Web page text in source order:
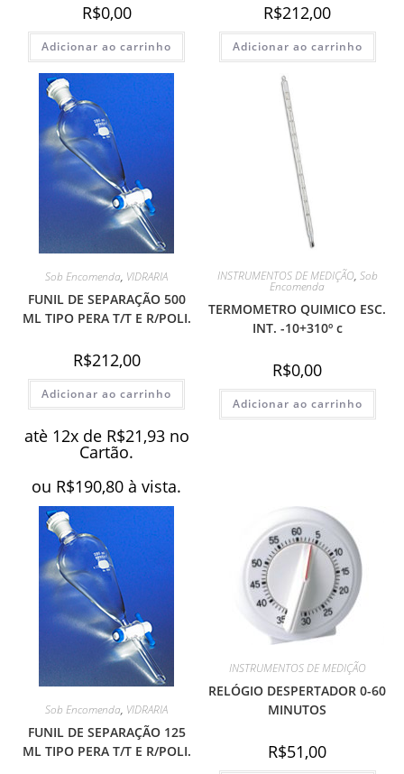
R$0,00
Adicionar ao carrinho
R$212,00
Adicionar ao carrinho
Sob Encomenda, VIDRARIA
FUNIL DE SEPARAÇÃO 500
ML TIPO PERA T/T E R/POLI.
R$212,00
Adicionar ao carrinho
atè 12x de R$21,93 no
Cartão.
ou R$190,80 à vista.
INSTRUMENTOS DE MEDIÇÃO, Sob
Encomenda
TERMOMETRO QUIMICO ESC.
INT. -10+310º c
R$0,00
Adicionar ao carrinho
Sob Encomenda, VIDRARIA
FUNIL DE SEPARAÇÃO 125
ML TIPO PERA T/T E R/POLI.
INSTRUMENTOS DE MEDIÇÃO
RELÓGIO DESPERTADOR 0-60
MINUTOS
R$51,00